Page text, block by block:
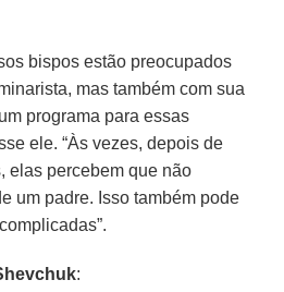
bispos estão preocupados
mas também com sua
programa para essas
ele. “Às vezes, depois de
elas percebem que não
um padre. Isso também pode
: